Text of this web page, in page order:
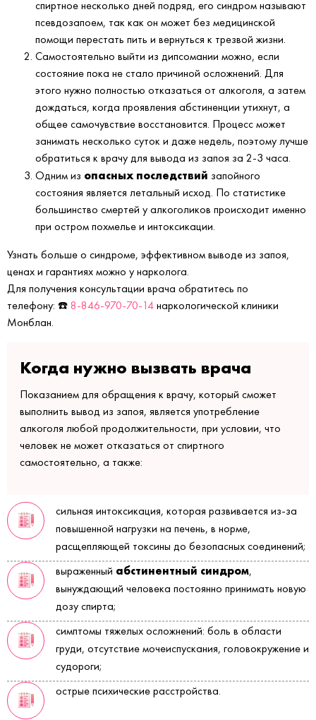
спиртное несколько дней подряд, его синдром называют
псевдозапоем, так как он может без медицинской
помощи перестать пить и вернуться к трезвой жизни.
Самостоятельно выйти из дипсомании можно, если
состояние пока не стало причиной осложнений. Для
этого нужно полностью отказаться от алкоголя, а затем
дождаться, когда проявления абстиненции утихнут, а
общее самочувствие восстановится. Процесс может
занимать несколько суток и даже недель, поэтому лучше
обратиться к врачу для вывода из запоя за 2-3 часа.
Одним из опасных последствий запойного
состояния является летальный исход. По статистике
большинство смертей у алкоголиков происходит именно
при остром похмелье и интоксикации.
Узнать больше о синдроме, эффективном выводе из запоя,
ценах и гарантиях можно у нарколога.
Для получения консультации врача обратитесь по
телефону: ☎️ 8-846-970-70-14 наркологической клиники
Монблан.
Когда нужно вызвать врача
Показанием для обращения к врачу, который сможет
выполнить вывод из запоя, является употребление
алкоголя любой продолжительности, при условии, что
человек не может отказаться от спиртного
самостоятельно, а также:
сильная интоксикация, которая развивается из-за
повышенной нагрузки на печень, в норме,
расщепляющей токсины до безопасных соединений;
выраженный абстинентный синдром,
вынуждающий человека постоянно принимать новую
дозу спирта;
симптомы тяжелых осложнений: боль в области
груди, отсутствие мочеиспускания, головокружение и
судороги;
острые психические расстройства.